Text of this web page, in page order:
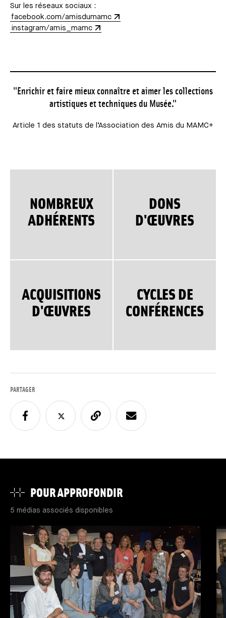
Sur les réseaux sociaux :
facebook.com/amisdumamc
instagram/amis_mamc
"Enrichir et faire mieux connaître et aimer les collections
artistiques et techniques du Musée."
Article 1 des statuts de l’Association des Amis du MAMC+
NOMBREUX
ADHÉRENTS
DONS
D'ŒUVRES
ACQUISITIONS
D'ŒUVRES
CYCLES DE
CONFÉRENCES
PARTAGER
POUR APPROFONDIR
5 médias associés disponibles